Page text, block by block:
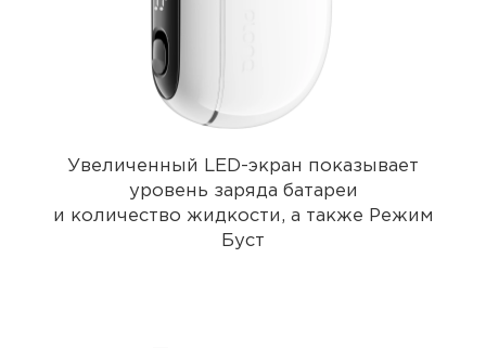
Увеличенный LED-экран показывает
уровень заряда батареи
и количество жидкости, а также Режим
Буст